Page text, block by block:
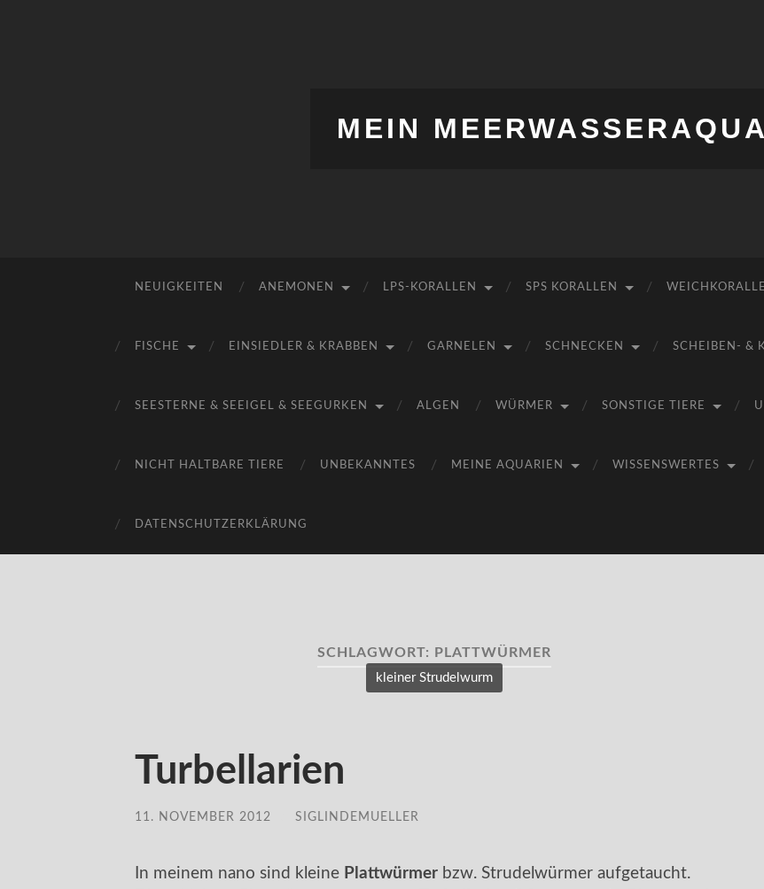
MEIN
NEUIGKEITEN ANEMONEN LPS-KORALLEN SPS KORALLEN
FISCHE EINSIEDLER & KRABBEN GARNELEN SCHNECKEN SCHEIBEN- &
SEESTERNE & SEEIGEL & SEEGURKEN ALGEN WÜRMER SONSTIGE TIERE
NICHT HALTBARE TIERE UNBEKANNTES MEINE AQUARIEN WISSENSWERTES
DATENSCHUTZERKLÄRUNG
SCHLAGWORT: PLATTWÜRMER
kleiner Strudelwurm
Turbellarien
11. NOVEMBER 2012 SIGLINDEMUELLER
In meinem nano sind kleine Plattwürmer bzw. Strudelwürmer aufgetaucht.